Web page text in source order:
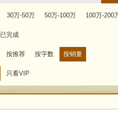
30万-50万 50万-100万 100万-200
已完成
按推荐 按字数 按销量
只看VIP